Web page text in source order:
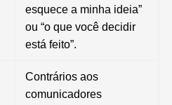
esquece a minha ideia”
ou “o que você decidir
está feito”.
Contrários aos
comunicadores